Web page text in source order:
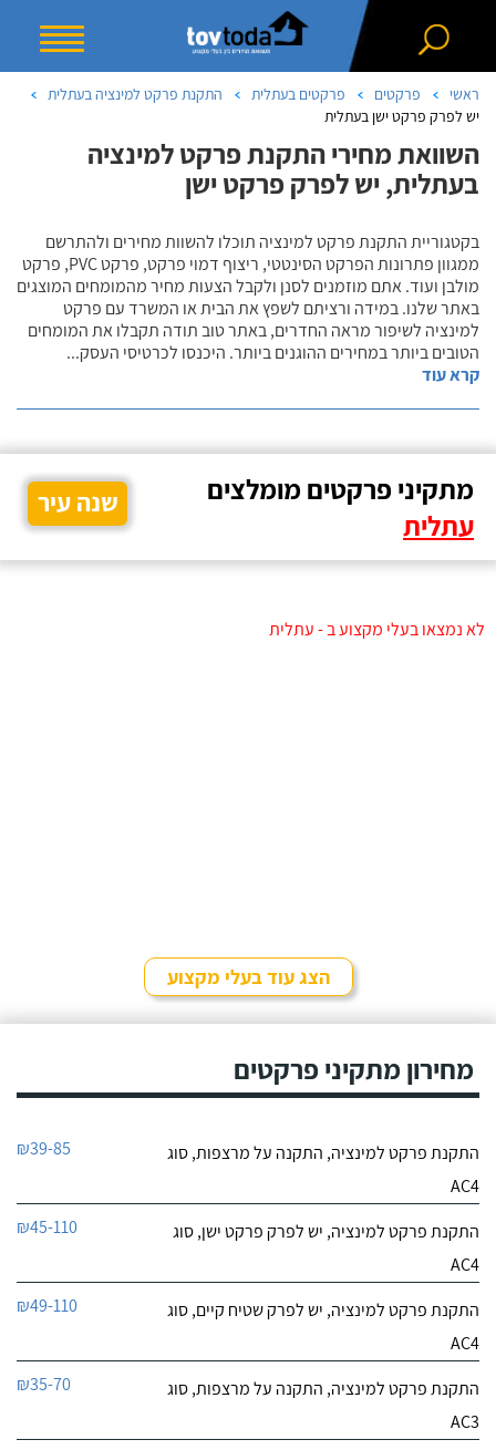
ראשי פרקטים פרקטים בעתלית
התקנת פרקט למינציה בעתלית
יש לפרק פרקט ישן בעתלית
השוואת מחירי התקנת פרקט למינציה
בעתלית, יש לפרק פרקט ישן
בקטגוריית התקנת פרקט למינציה תוכלו להשוות מחירים ולהתרשם
ממגוון פתרונות הפרקט הסינטטי, ריצוף דמוי פרקט, פרקט PVC, פרקט
מולבן ועוד. אתם מוזמנים לסנן ולקבל הצעות מחיר מהמומחים המוצגים
באתר שלנו. במידה ורציתם לשפץ את הבית או המשרד עם פרקט
למינציה לשיפור מראה החדרים, באתר טוב תודה תקבלו את המומחים
הטובים ביותר במחירים ההוגנים ביותר. היכנסו לכרטיסי העסק...
קרא עוד
מתקיני פרקטים מומלצים
עתלית
שנה עיר
לא נמצאו בעלי מקצוע ב - עתלית
הצג עוד בעלי מקצוע
מחירון מתקיני פרקטים
התקנת פרקט למינציה, התקנה על מרצפות, סוג
AC4
₪39-85
התקנת פרקט למינציה, יש לפרק פרקט ישן, סוג
AC4
₪45-110
התקנת פרקט למינציה, יש לפרק שטיח קיים, סוג
AC4
₪49-110
התקנת פרקט למינציה, התקנה על מרצפות, סוג
AC3
₪35-70